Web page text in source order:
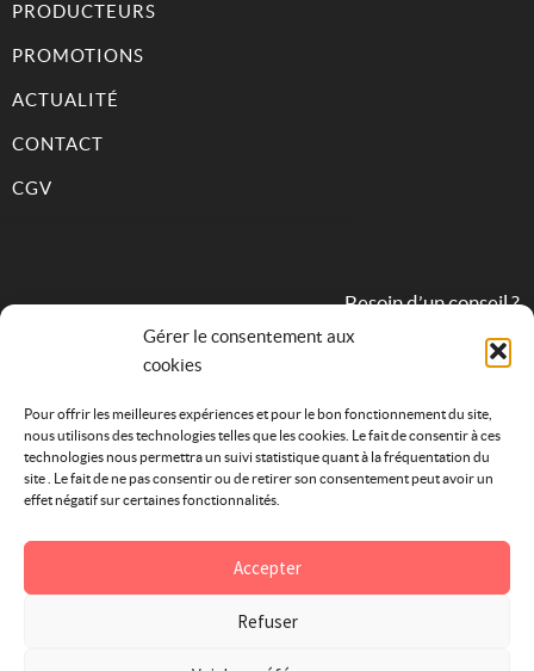
Gérer le consentement aux
cookies
Pour offrir les meilleures expériences et pour le bon fonctionnement du site,
nous utilisons des technologies telles que les cookies. Le fait de consentir à ces
technologies nous permettra un suivi statistique quant à la fréquentation du
site . Le fait de ne pas consentir ou de retirer son consentement peut avoir un
effet négatif sur certaines fonctionnalités.
Accepter
Refuser
PRODUCTEURS
PROMOTIONS
ACTUALITÉ
CONTACT
CGV
Besoin d’un conseil ?
09 82 31 68 83